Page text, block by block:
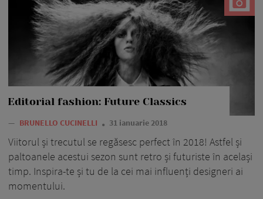
Editorial fashion: Future Classics
— BRUNELLO CUCINELLI 31 ianuarie 2018
Viitorul și trecutul se regăsesc perfect în 2018! Astfel și
paltoanele acestui sezon sunt retro și futuriste în același
timp. Inspira-te și tu de la cei mai influenți designeri ai
momentului.